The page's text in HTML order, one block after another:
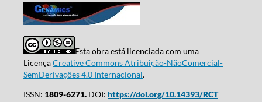
Esta obra está licenciada com uma
LicençaCreative Commons Atribuição-NãoComercial-
SemDerivações 4.0 Internacional.
ISSN: 1809-6271.DOI: https://doi.org/10.14393/RCT